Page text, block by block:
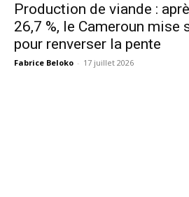
Production de viande :
26,7 %, le Cameroun mise
pour renverser la pente
Fabrice Beloko - 17 juillet 2026